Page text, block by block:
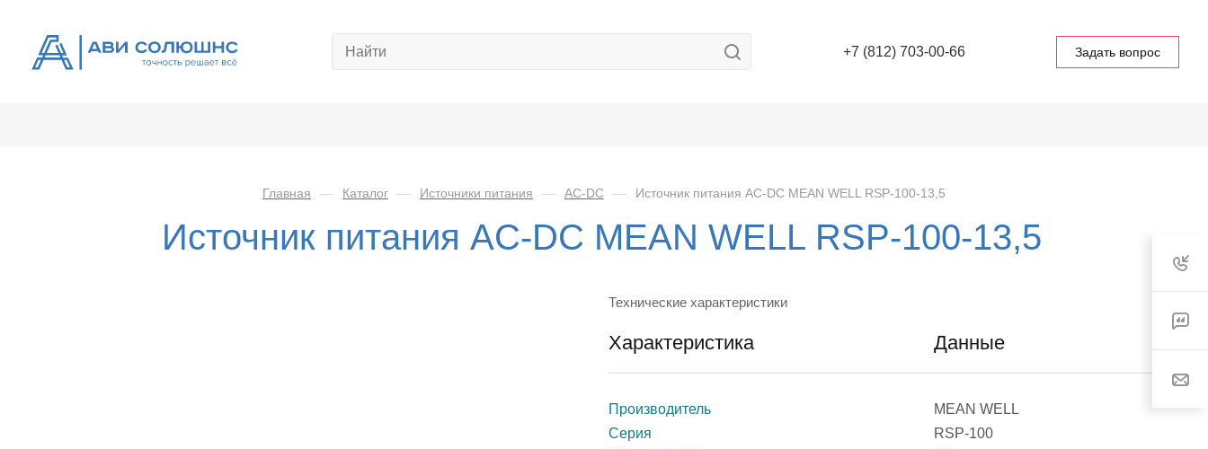
+7 (812) 703-00-66 Задать вопрос
Главная — Каталог — Источники питания — AC-DC — Источник питания AC-DC MEAN WELL RSP-100-13,5
Источник питания AC-DC MEAN WELL RSP-100-13,5
Технические характеристики
Характеристика Данные
Производитель
MEAN WELL
Серия
RSP-100